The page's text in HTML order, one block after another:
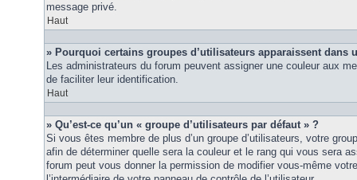
message privé.
Haut
» Pourquoi certains groupes d’utilisateurs apparaissent dans
Les administrateurs du forum peuvent assigner une couleur aux
de faciliter leur identification.
Haut
» Qu’est-ce qu’un « groupe d’utilisateurs par défaut » ?
Si vous êtes membre de plus d’un groupe d’utilisateurs, votre
afin de déterminer quelle sera la couleur et le rang qui vous sera
forum peut vous donner la permission de modifier vous-même